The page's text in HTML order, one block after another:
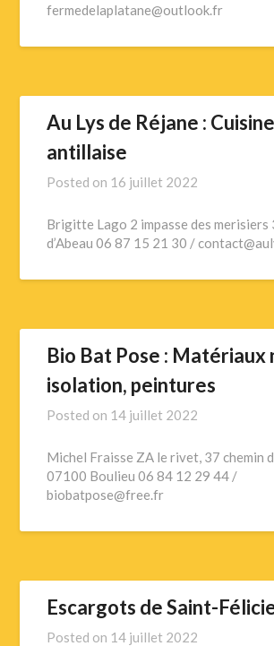
fermedelaplatane@outlook.fr
Au Lys de Réjane :
antillaise
Posted on 16 juillet 2022
Brigitte Lago 2 impasse des merisiers
d’Abeau 06 87 15 21 30 /
Bio Bat Pose : Matériaux
isolation, peintures
Posted on 14 juillet 2022
Michel Fraisse ZA le rivet, 37 chemin
07100 Boulieu 06 84 12 29 44 /
biobatpose@free.fr
Escargots de Saint-
Posted on 14 juillet 2022